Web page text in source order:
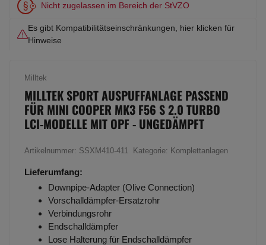
Nicht zugelassen im Bereich der StVZO
Es gibt Kompatibilitätseinschränkungen, hier klicken für
Hinweise
Milltek
MILLTEK SPORT AUSPUFFANLAGE PASSEND
FÜR MINI COOPER MK3 F56 S 2.0 TURBO
LCI-MODELLE MIT OPF - UNGEDÄMPFT
Artikelnummer: SSXM410-411 Kategorie: Komplettanlagen
Lieferumfang:
Downpipe-Adapter (Olive Connection)
Vorschalldämpfer-Ersatzrohr
Verbindungsrohr
Endschalldämpfer
Lose Halterung für Endschalldämpfer